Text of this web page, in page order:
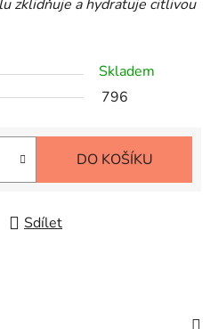
zklidňuje a hydratuje citlivou
Skladem
796
DO KOŠÍKU
Sdílet